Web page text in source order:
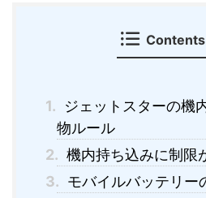
Contents
1.
ジェットスターの機
物ルール
2. 機内持ち込みに制限
3. モバイルバッテリー